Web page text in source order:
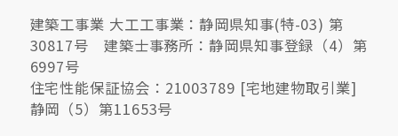
建築工事業 大工工事業：静岡県知事(特-03) 第
30817号 建築士事務所：静岡県知事登録（4）第
6997号
住宅性能保証協会：21003789 [宅地建物取引業]
静岡（5）第11653号